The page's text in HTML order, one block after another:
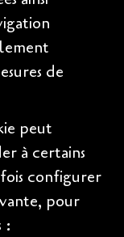
de
peut
à certains
configurer
pour
: